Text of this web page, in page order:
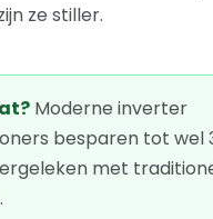
ze stiller.
Moderne inverter
besparen tot wel
met